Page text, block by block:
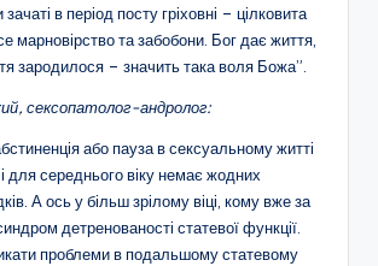
в період посту гріховні – цілковита
марновірство та забобони. Бог дає життя,
зародилося – значить така воля Божа”.
сексопатолог-андролог:
або пауза в сексуальному житті
для середнього віку немає жодних
А ось у більш зрілому віці, кому вже за
детренованості статевої функції.
проблеми в подальшому статевому